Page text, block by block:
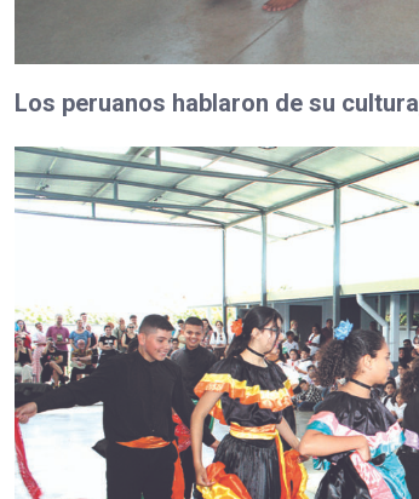
Los peruanos hablaron de su